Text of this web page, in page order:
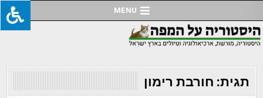
to
content
MENU
תגית: חורבת רימון